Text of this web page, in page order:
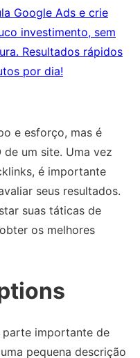
Google Ads e crie
investimento, sem
Resultados rápidos
por dia!
e esforço, mas é
de um site. Uma vez
é importante
seus resultados.
suas táticas de
os melhores
parte importante de
pequena descrição